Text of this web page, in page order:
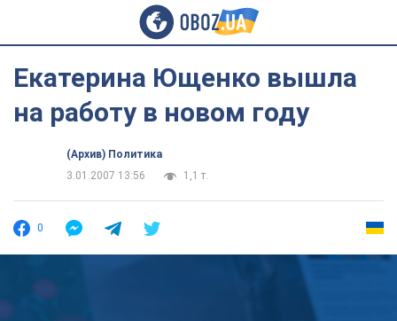
Екатерина Ющенко вышла
на работу в новом году
(Архив) Политика
3.01.2007 13:56
1,1 т.
0